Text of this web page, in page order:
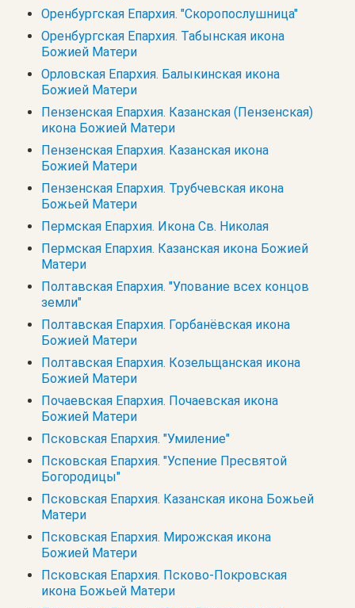
Оренбургская Епархия. "Скоропослушница"
Оренбургская Епархия. Табынская икона
Божией Матери
Орловская Епархия. Балыкинская икона
Божией Матери
Пензенская Епархия. Казанская (Пензенская)
икона Божией Матери
Пензенская Епархия. Казанская икона
Божией Матери
Пензенская Епархия. Трубчевская икона
Божьей Матери
Пермская Епархия. Икона Св. Николая
Пермская Епархия. Казанская икона Божией
Матери
Полтавская Епархия. "Упование всех концов
земли"
Полтавская Епархия. Горбанёвская икона
Божией Матери
Полтавская Епархия. Козельщанская икона
Божией Матери
Почаевская Епархия. Почаевская икона
Божией Матери
Псковская Епархия. "Умиление"
Псковская Епархия. "Успение Пресвятой
Богородицы"
Псковская Епархия. Казанская икона Божьей
Матери
Псковская Епархия. Мирожская икона
Божией Матери
Псковская Епархия. Псково-Покровская
икона Божьей Матери